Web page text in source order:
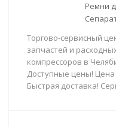
Ремни
Торгово-сервисный
запчастей и
компрессоров в
Доступные цены! Цена
Быстрая доставка!